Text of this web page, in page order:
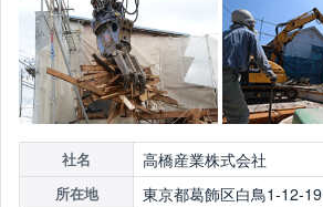
社名 高橋産業株式会社
所在地 東京都葛飾区白鳥1-12-19